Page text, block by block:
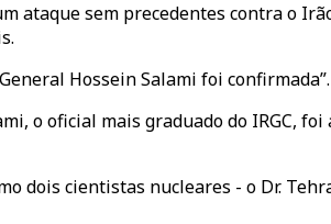
ataque sem precedentes contra o
Hossein Salami foi confirmada”.
o oficial mais graduado do IRGC,
dois cientistas nucleares - o Dr.